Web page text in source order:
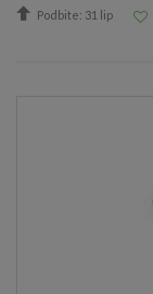
Podbite: 31 lip